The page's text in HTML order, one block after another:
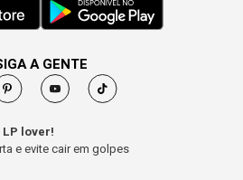
A GENTE
lover!
e evite cair em golpes